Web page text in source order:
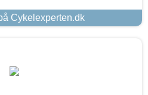
Cykelexperten.dk